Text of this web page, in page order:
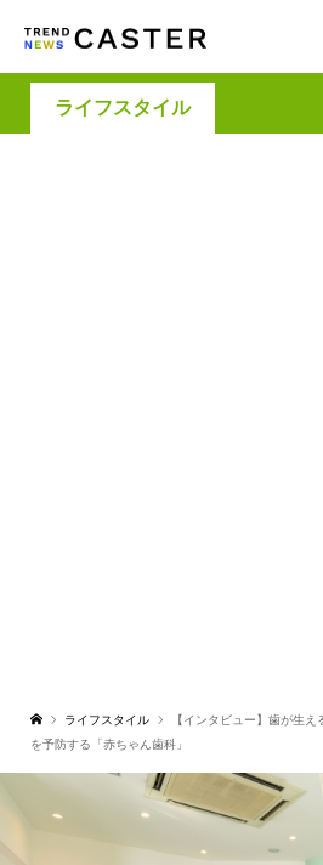
ライフスタイル
ライフスタイル
【インタビュー】歯が生
を予防する「赤ちゃん歯科」